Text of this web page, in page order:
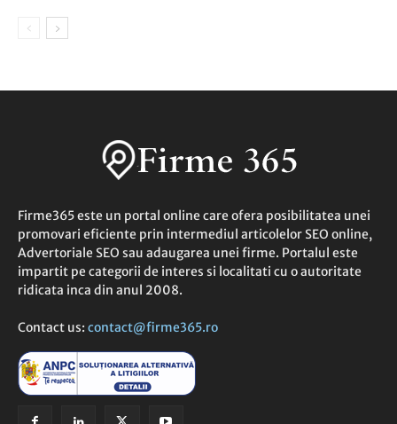
Firme365 este un portal online care ofera posibilitatea unei
promovari eficiente prin intermediul articolelor SEO online,
Advertoriale SEO sau adaugarea unei firme. Portalul este
impartit pe categorii de interes si localitati cu o autoritate
ridicata inca din anul 2008.
Contact us: contact@firme365.ro